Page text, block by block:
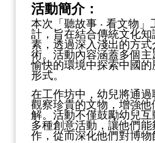
活動簡介：
本次「聽故事 ‧ 看文物
計，旨在結合傳統文化
素，透過深入淺出的方
術。活動內容涵蓋多個
愉快的環境中探索中國
形式。
在工作坊中，幼兒將通
觀察珍貴的文物，增強
解。活動不僅鼓勵幼兒
多種創意活動，讓他們能
作，從而深化他們對博物